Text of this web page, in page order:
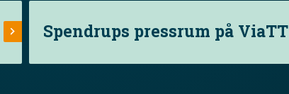
Spendrups pressrum på ViaTT